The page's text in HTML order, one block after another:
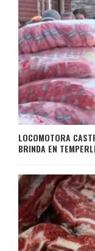
LOCOMOTORA
BRINDA EN